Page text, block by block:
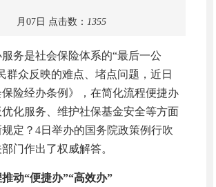
月07日 点击数： 1355
是社会保险体系的“最后一公
群众反映的难点、堵点问题，近日
险经办条例》，在简化流程便捷办
化服务、维护社保基金安全等方面
定？4日举办的国务院政策例行吹
门作出了权威解答。
动“便捷办”“高效办”